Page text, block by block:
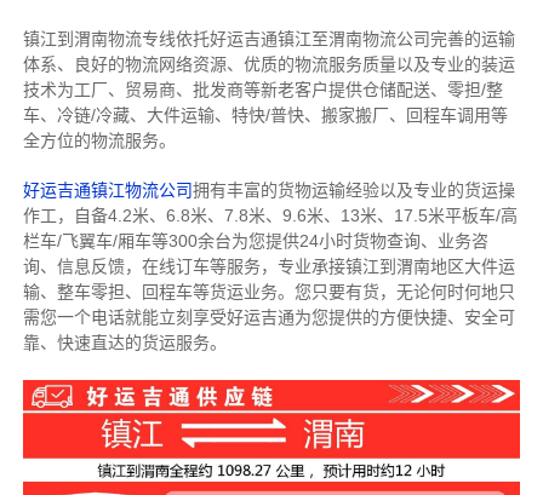
镇江到渭南物流专线依托好运吉通镇江至渭南物流公司完善的运输
体系、良好的物流网络资源、优质的物流服务质量以及专业的装运
技术为工厂、贸易商、批发商等新老客户提供仓储配送、零担/整
车、冷链/冷藏、大件运输、特快/普快、搬家搬厂、回程车调用等
全方位的物流服务。
好运吉通镇江物流公司拥有丰富的货物运输经验以及专业的货运操
作工，自备4.2米、6.8米、7.8米、9.6米、13米、17.5米平板车/高
栏车/飞翼车/厢车等300余台为您提供24小时货物查询、业务咨
询、信息反馈，在线订车等服务， 专业承接镇江到渭南地区大件运
输、整车零担、回程车等货运业务。 您只要有货，无论何时何地只
需您一个电话就能立刻享受好运吉通为您提供的方便快捷、安全可
靠、快速直达的货运服务。